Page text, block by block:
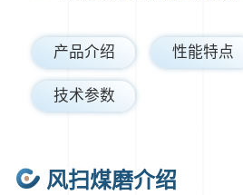
产品介绍 性能特点
技术参数
风扫煤磨介绍